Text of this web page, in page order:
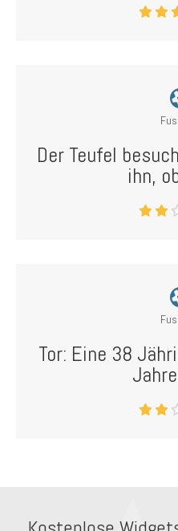
Der Teufel
ihn,
Tor: Eine 38